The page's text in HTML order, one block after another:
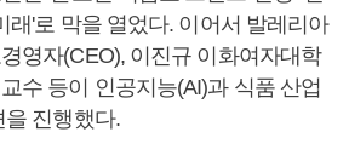
래'로 막을 열었다. 이어서 발레리아
영자(CEO), 이진규 이화여자대학
수 등이 인공지능(AI)과 식품 산업
을 진행했다.